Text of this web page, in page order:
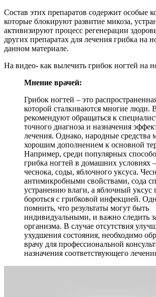
Состав этих препаратов содержит особые
которые блокируют развитие микоза,
активизируют процесс регенерации
других препаратах для лечения грибка на
данном материале.
На видео- как вылечить грибок ногтей на
Мнение врачей:
Грибок ногтей – это
которой сталкиваются многие люди.
рекомендуют обращаться к
точного диагноза и назначения
лечения. Однако, народные средства
хорошим дополнением к основной
Например, среди популярных
грибка ногтей в домашних условиях
чеснока, соды, яблочного уксуса.
антимикробными свойствами, сода
устранению влаги, а яблочный уксус
бороться с грибковой инфекцией.
помнить, что результаты могут быть
индивидуальными, и важно следить
организма. В случае отсутствия
ухудшения состояния, необходимо
врачу для профессиональной
назначения соответствующего